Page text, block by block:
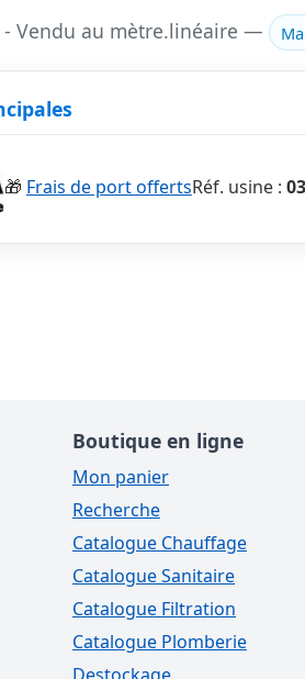
- Vendu au mètre.linéaire —
🎁 Frais de port offertsRéf. usine :
Boutique en ligne
Mon panier
Recherche
Catalogue Chauffage
Catalogue Sanitaire
Catalogue Filtration
Catalogue Plomberie
Destockage